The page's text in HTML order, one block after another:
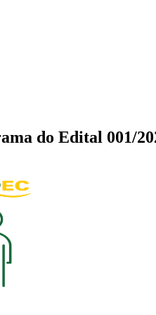
do Edital 001/